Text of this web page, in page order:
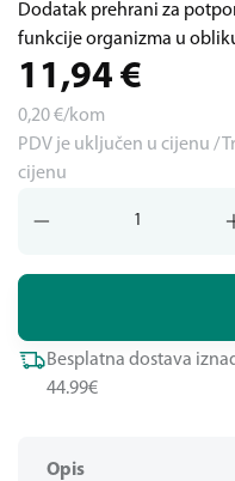
Opis
Dodatak prehrani za
funkcije organizma u
11,94 €
0,20€/kom
PDV je uključen u cijenu /
cijenu
Besplatna dostava
44.99€